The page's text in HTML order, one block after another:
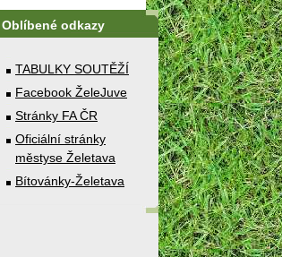
Oblíbené odkazy
TABULKY SOUTĚŽÍ
Facebook ŽeleJuve
Stránky FA ČR
Oficiální stránky
městyse Želetava
Bítovánky-Želetava